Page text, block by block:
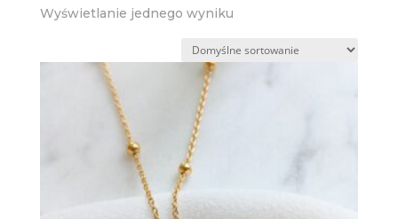
Wyświetlanie jednego wyniku